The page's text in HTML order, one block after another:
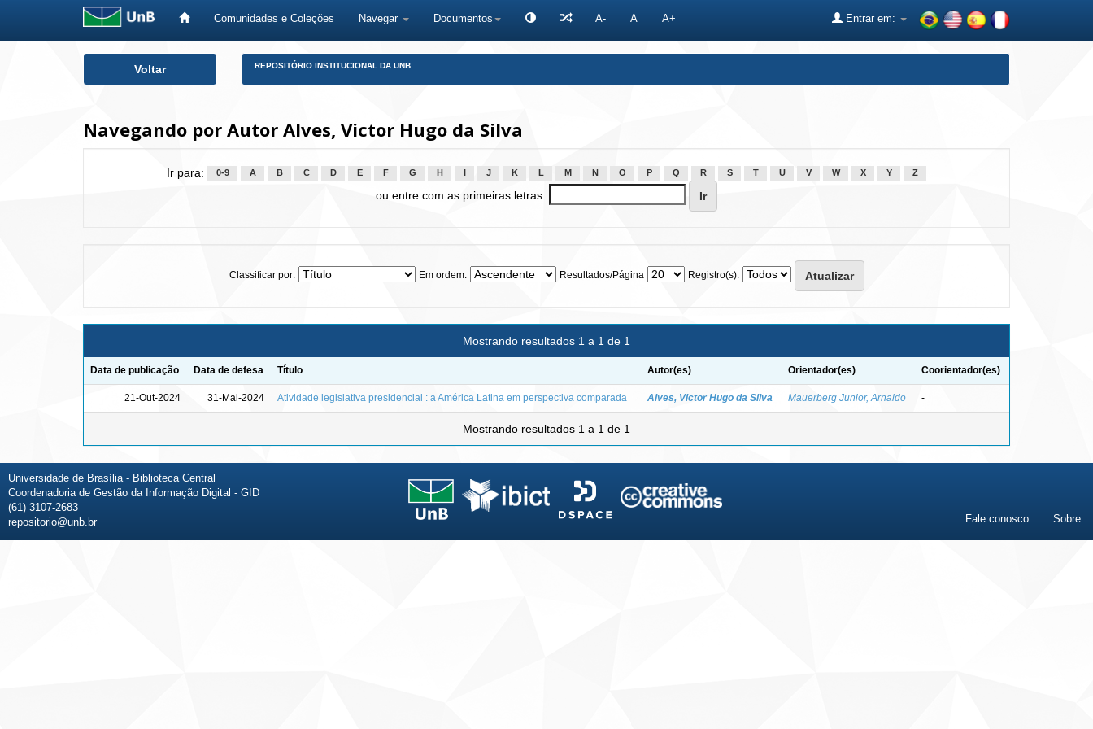
Comunidades e Coleções Navegar Documentos A- A A+ Entrar em:
Voltar REPOSITÓRIO INSTITUCIONAL DA UNB
Navegando por Autor Alves, Victor Hugo da Silva
Ir para: 0-9 A B C D E F G H J K L M N O P Q R S T U V W X Y Z
ou entre com as primeiras letras:
Classificar por: Em ordem: Resultados/Página Registro(s):
Mostrando resultados 1 a 1 de 1
Data de publicação Data de defesa Título Autor(es) Orientador(es) Coorientador(es)
21-Out-2024 31-Mai-2024 Atividade legislativa presidencial : a América Latina em perspectiva comparada Alves, Victor Hugo da Silva Mauerberg Junior, Arnaldo -
Mostrando resultados 1 a 1 de 1
Universidade de Brasília - Biblioteca Central
Coordenadoria de Gestão da Informação Digital - GID
(61) 3107-2683
repositorio@unb.br
Fale conosco Sobre